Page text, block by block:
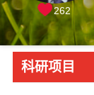
262
科研项目